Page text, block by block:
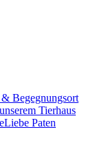
Begegnungsort
Tierhaus
Liebe Paten